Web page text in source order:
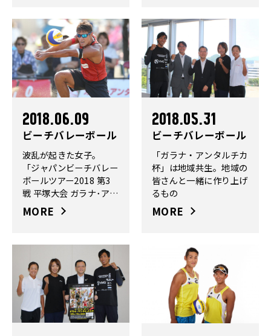
2018.06.09
ビーチバレーボール
波乱が起きた女子。
「ジャパンビーチバレー
ボールツアー2018 第3
戦 平塚大会 ガラナ･アン
タルチカ杯」第1日目
MORE
2018.05.31
ビーチバレーボール
「ガラナ・アンタルチカ
杯」は地域共生。地域の
皆さんと一緒に作り上げ
るもの
MORE